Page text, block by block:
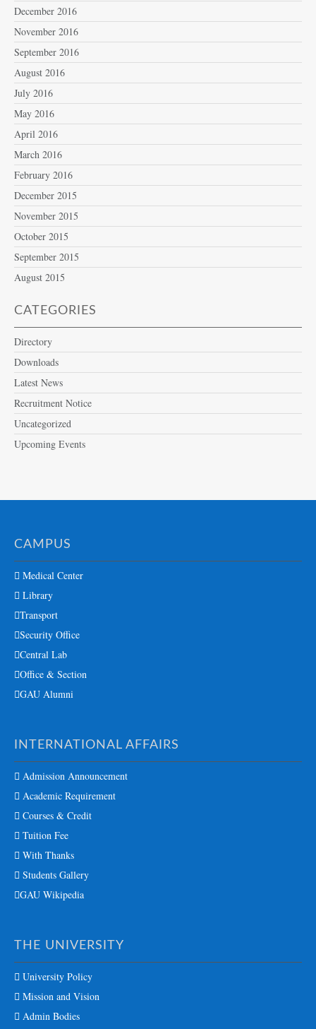
December 2016
November 2016
September 2016
August 2016
July 2016
May 2016
April 2016
March 2016
February 2016
December 2015
November 2015
October 2015
September 2015
August 2015
CATEGORIES
Directory
Downloads
Latest News
Recruitment Notice
Uncategorized
Upcoming Events
CAMPUS
Medical Center
Library
Transport
Security Office
Central Lab
Office & Section
GAU Alumni
INTERNATIONAL AFFAIRS
Admission Announcement
Academic Requirement
Courses & Credit
Tuition Fee
With Thanks
Students Gallery
GAU Wikipedia
THE UNIVERSITY
University Policy
Mission and Vision
Admin Bodies